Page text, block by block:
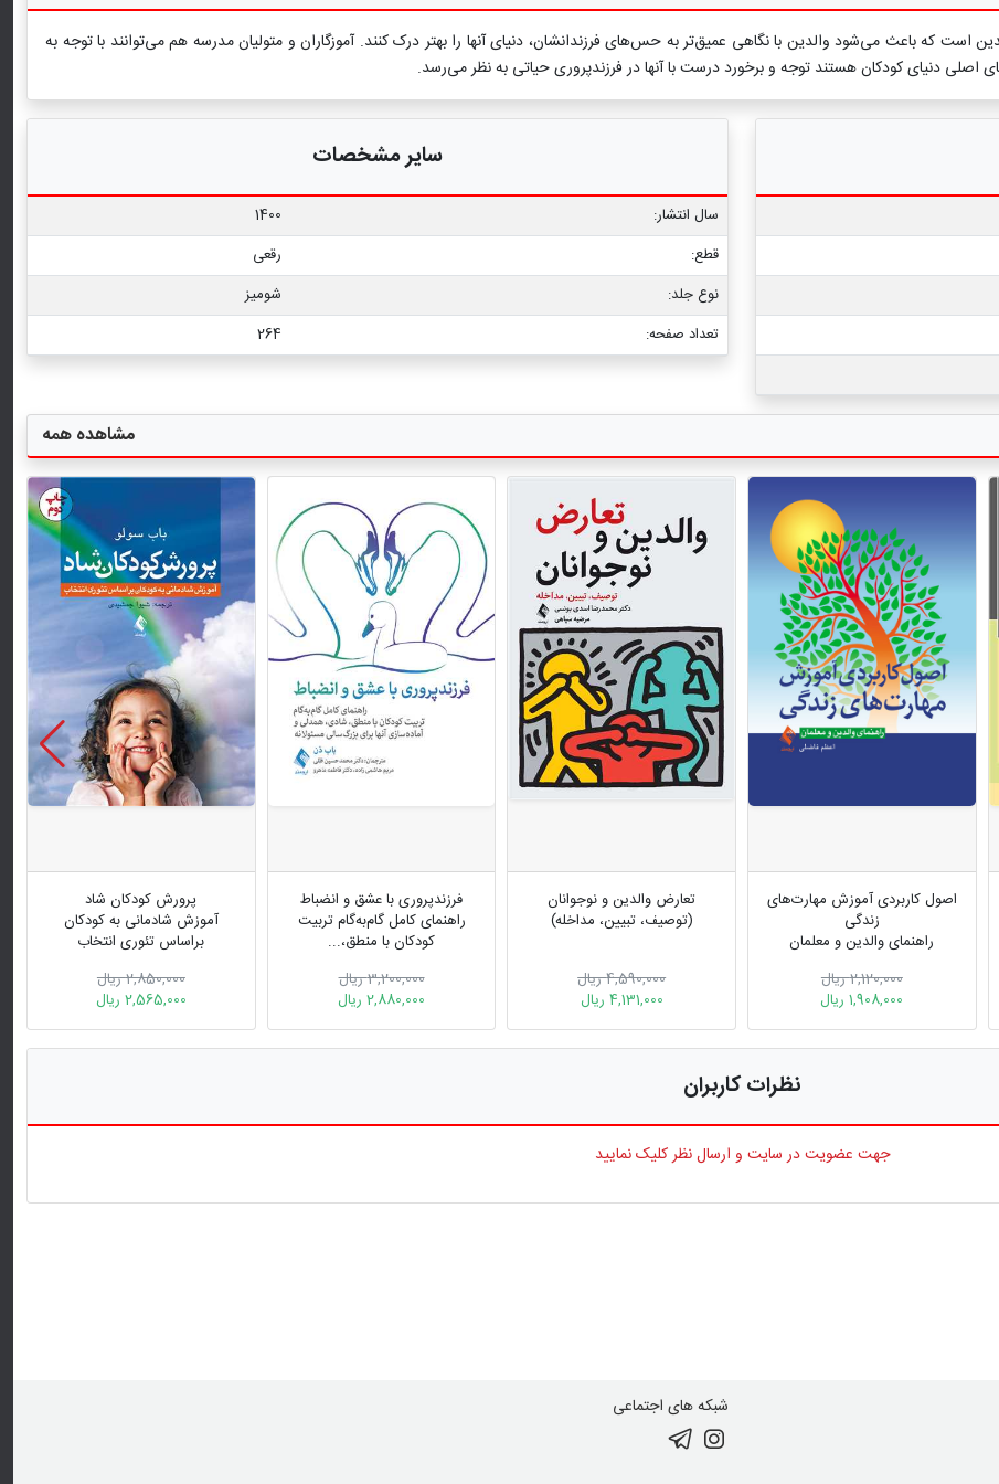
که باعث می‌شود والدین با نگاهی عمیق‌تر به حس‌های فرزندانشان، دنیای آنها را بهتر درک کنند. آموزگاران و متولیان مدرسه هم می‌توانند با توجه به
دنیای کودکان هستند توجه و برخورد درست با آنها در فرزندپروری حیاتی به نظر می‌رسد.
سایر مشخصات
سال انتشار:
1400
قطع:
رقعی
نوع جلد:
شومیز
تعداد صفحه:
264
مشاهده همه
اصول کاربردی آموزش مهارت‌های
زندگی
راهنمای والدین و معلمان
2,120,000 ریال
1,908,000 ریال
تعارض والدین و نوجوانان
(توصیف، تبیین، مداخله)
4,590,000 ریال
4,131,000 ریال
فرزندپروری با عشق و انضباط
راهنمای کامل گام‌به‌گام تربیت
کودکان با منطق،...
3,200,000 ریال
2,880,000 ریال
پرورش کودکان شاد
آموزش شادمانی به کودکان
براساس تئوری انتخاب
2,850,000 ریال
2,565,000 ریال
نظرات کاربران
جهت عضویت در سایت و ارسال نظر کلیک نمایید
شبکه های اجتماعی